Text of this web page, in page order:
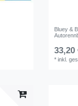
Bluey &
33,20
*inkl.